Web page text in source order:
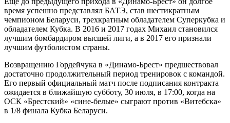
время успешно представлял БАТЭ, став шестикратным
чемпионом Беларуси, трехкратным обладателем Суперкубка и
обладателем Кубка. В 2016 и 2017 годах Михаил становился
лучшим бомбардиром высшей лиги, а в 2017 его признали
лучшим футболистом страны.
Возвращению Гордейчука в «Динамо-Брест» предшествовал
достаточно продолжительный период тренировок с командой.
Его первый официальный матч после подписания контракта
ожидается в ближайшую субботу, 30 июля, в 17:00, когда на
ОСК «Брестский» «сине-белые» сыграют против «Витебска»
в 1/8 финала Кубка Беларуси.